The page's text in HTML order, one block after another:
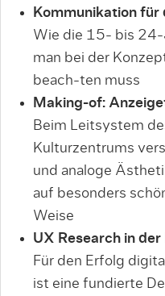
Kommunikation für
Wie die 15- bis 24-
man bei der
beach-ten muss
Making-of:
Beim Leitsystem
Kulturzentrums
und analoge
auf besonders
Weise
UX Research in der
Für den Erfolg
ist eine fundierte